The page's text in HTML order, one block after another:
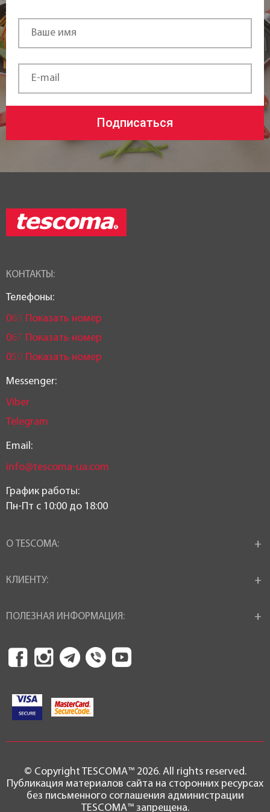
да
Диаметр ø:
Есть в наличии
Подписаться
КОНТАКТЫ:
Телефоны:
063 Показать номер
067 Показать номер
050 Показать номер
Messenger:
Viber
Telegram
Email:
info@tescoma-ua.com
График работы:
Пн-Пт c 10:00 до 18:00
О TESCOMA:
КЛИЕНТУ:
ПОЛЕЗНАЯ ИНФОРМАЦИЯ:
© Copyright TESCOMA™ 2026. All rights reserved.
Публикация материалов сайта на сторонних ресурсах
без письменного соглашения администрации
TESCOMA™ запрещена.